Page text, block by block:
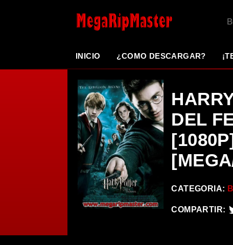
INICIO ¿COMO DESCARGAR?
DEL
CATEGORIA:
COMPARTIR: